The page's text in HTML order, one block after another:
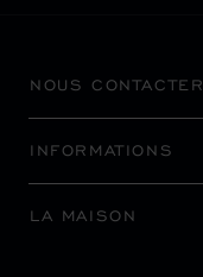
NOUS CONTACTER
INFORMATIONS
LA MAISON